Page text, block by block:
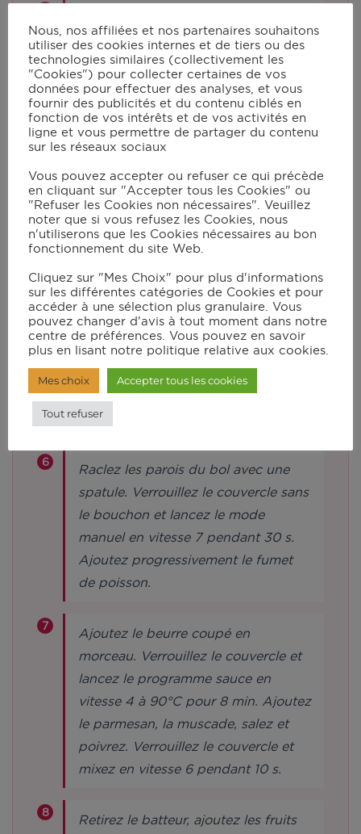
intermédiaire et mettez les fruits de
mer encore surgelés. Verrouillez le
couvercle et lancez le programme
vapeur P2 pour 9 min.
externe et réservez 30 cl du fumet
de poisson dans un récipient. Rincez
le bol.
Préchauffez le four à 200°C.
Dans le bol du robot muni du
batteur, ajoutez la crème liquide et la
farine. Verrouillez le couvercle et
lancez le mode manuel en vitesse 7
pendant 15 s.
Raclez les parois du bol avec une
spatule. Verrouillez le couvercle sans
le bouchon et lancez le mode
manuel en vitesse 7 pendant 30 s.
Ajoutez progressivement le fumet
de poisson.
Ajoutez le beurre coupé en
morceau. Verrouillez le couvercle et
lancez le programme sauce en
vitesse 4 à 90°C pour 8 min. Ajoutez
le parmesan, la muscade, salez et
poivrez. Verrouillez le couvercle et
mixez en vitesse 6 pendant 10 s.
Retirez le batteur, ajoutez les fruits
Nous, nos affiliées et nos partenaires souhaitons
utiliser des cookies internes et de tiers ou des
technologies similaires (collectivement les
"Cookies") pour collecter certaines de vos
données pour effectuer des analyses, et vous
fournir des publicités et du contenu ciblés en
fonction de vos intérêts et de vos activités en
ligne et vous permettre de partager du contenu
sur les réseaux sociaux
Vous pouvez accepter ou refuser ce qui précède
en cliquant sur "Accepter tous les Cookies" ou
"Refuser les Cookies non nécessaires". Veuillez
noter que si vous refusez les Cookies, nous
n'utiliserons que les Cookies nécessaires au bon
fonctionnement du site Web.
Cliquez sur "Mes Choix" pour plus d'informations
sur les différentes catégories de Cookies et pour
accéder à une sélection plus granulaire. Vous
pouvez changer d'avis à tout moment dans notre
centre de préférences. Vous pouvez en savoir
plus en lisant notre politique relative aux cookies.
Mes choix Accepter tous les cookies
Tout refuser